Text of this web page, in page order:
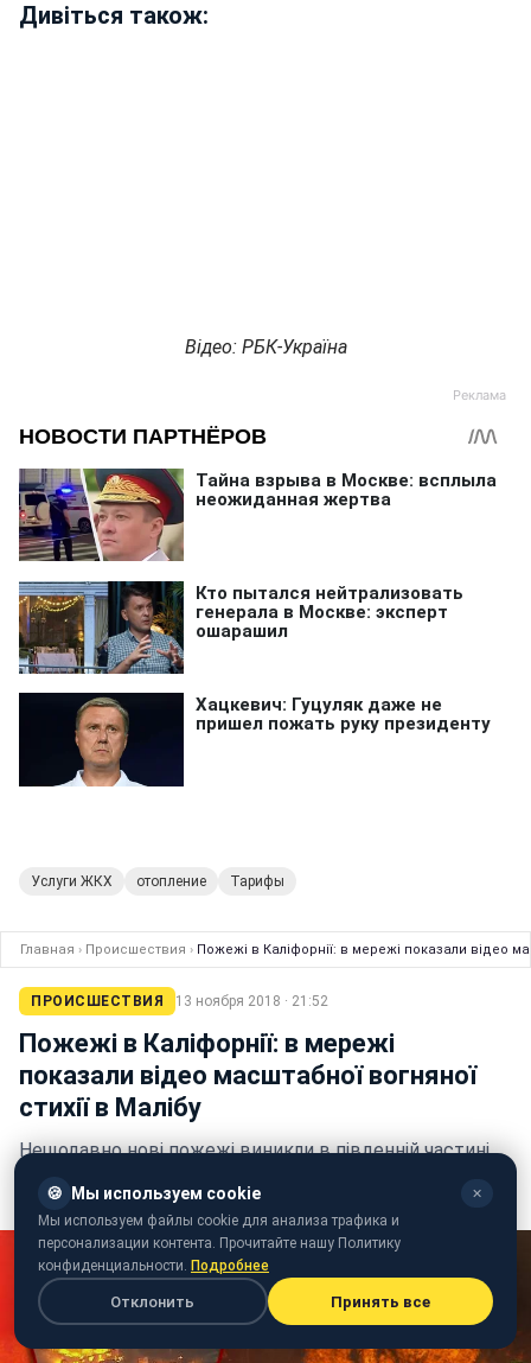
Дивіться також:
Відео: РБК-Україна
Услуги ЖКХ отопление Тарифы
Главная › Происшествия › Пожежі в Каліфорнії: в мережі показали відео
ПРОИСШЕСТВИЯ 13 ноября 2018 · 21:52
Пожежі в Каліфорнії: в мережі
показали відео масштабної вогняної
стихії в Малібу
Нещодавно нові пожежі виникли в південній частині
гектарів
🍪 Мы используем cookie ✕
Мы используем файлы cookie для анализа трафика и
персонализации контента. Прочитайте нашу Политику
конфиденциальности. Подробнее
Отклонить Принять все